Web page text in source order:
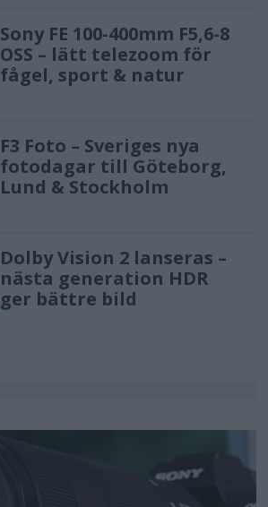
Sony FE 100-400mm F5,6-8
OSS – lätt telezoom för
fågel, sport & natur
F3 Foto – Sveriges nya
fotodagar till Göteborg,
Lund & Stockholm
Dolby Vision 2 lanseras –
nästa generation HDR
ger bättre bild